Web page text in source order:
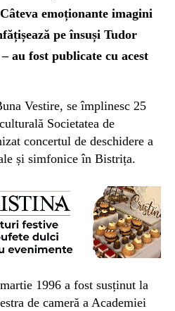
emoționante imagini
pe însuși Tudor
au fost publicate cu acest
Vestire, se împlinesc 25
Societatea de
concertul de deschidere a
și simfonice în Bistrița.
1996 a fost susținut la
de cameră a Academiei